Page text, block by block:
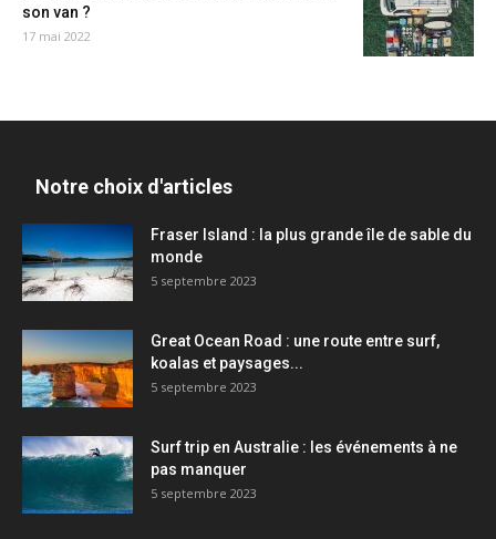
son van ?
17 mai 2022
Notre choix d'articles
Fraser Island : la plus grande île de sable du
monde
5 septembre 2023
Great Ocean Road : une route entre surf,
koalas et paysages...
5 septembre 2023
Surf trip en Australie : les événements à ne
pas manquer
5 septembre 2023